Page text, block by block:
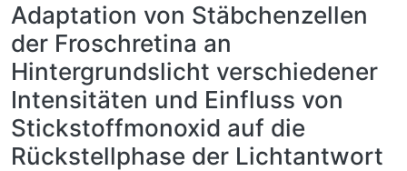
Adaptation von Stäbchenzellen
der Froschretina an
Hintergrundslicht verschiedener
Intensitäten und Einfluss von
Stickstoffmonoxid auf die
Rückstellphase der Lichtantwort